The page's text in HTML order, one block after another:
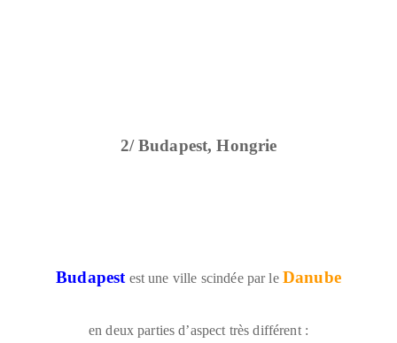
2/ Budapest, Hongrie
Budapest est une ville scindée par le Danube
en deux parties d’aspect très différent :